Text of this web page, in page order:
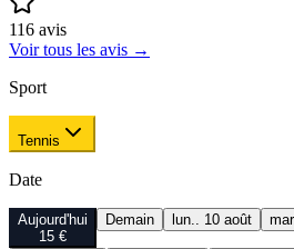
116 avis
Voir tous les avis →
Sport
Tennis
Date
Aujourd'hui
15 €
Demain lun.. 10 août